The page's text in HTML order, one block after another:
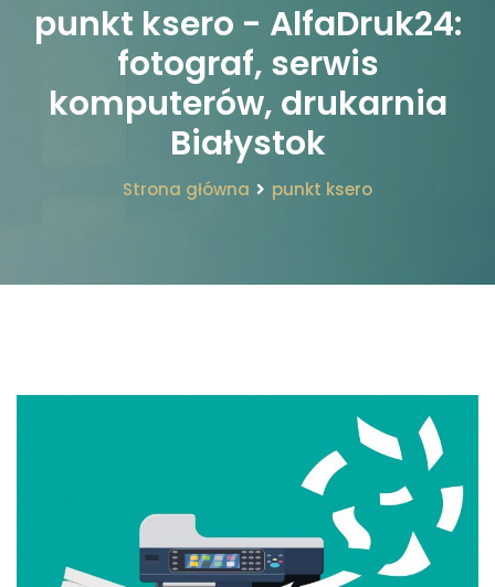
punkt ksero - AlfaDruk24:
fotograf, serwis
komputerów, drukarnia
Białystok
Strona główna punkt ksero